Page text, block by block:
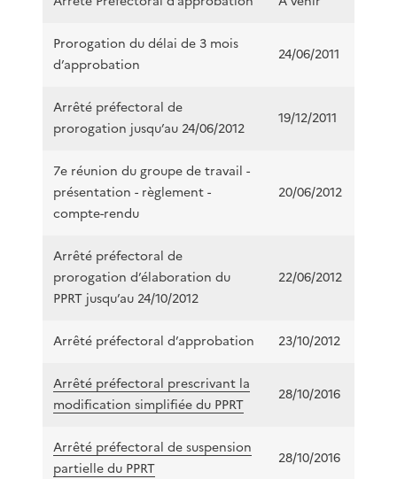
Prorogation du délai de 3 mois
d’approbation
24/06/2011
Arrêté préfectoral de
prorogation jusqu’au 24/06/2012
19/12/2011
7e réunion du groupe de travail -
présentation - règlement -
compte-rendu
20/06/2012
Arrêté préfectoral de
prorogation d’élaboration du
PPRT jusqu’au 24/10/2012
22/06/2012
Arrêté préfectoral d’approbation 23/10/2012
Arrêté préfectoral prescrivant la
modification simplifiée du PPRT
28/10/2016
Arrêté préfectoral de suspension
partielle du PPRT
28/10/2016